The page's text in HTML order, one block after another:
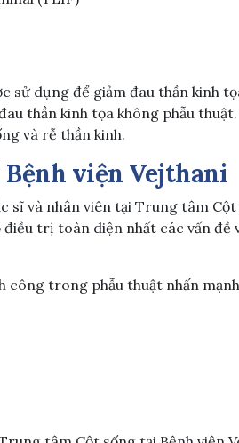
dụng để giảm đau thần kinh
thần kinh tọa không phẫu
và rễ thần kinh.
viện Vejthani
sĩ và nhân viên tại Trung tâm
trị toàn diện nhất các vấn đề
công trong phẫu thuật nhấn